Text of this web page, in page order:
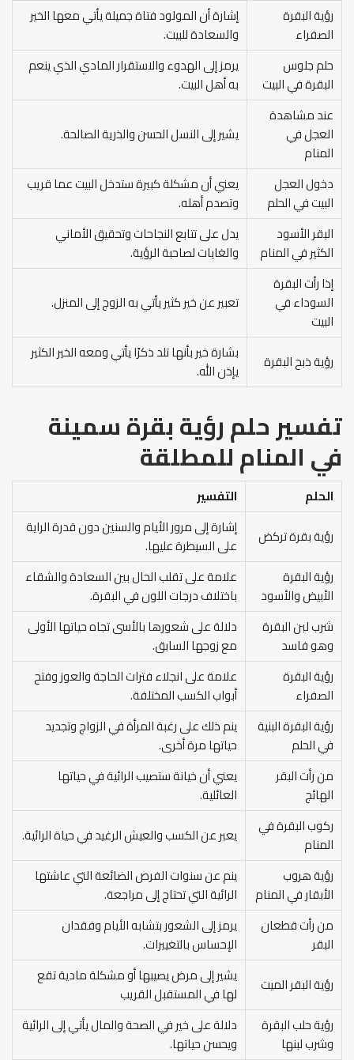
رؤية البقرة
الصفراء
إشارة أن المولود فتاة جميلة يأتي معها الخير
والسعادة للبيت.
حلم جلوس
البقرة في البيت
يرمز إلى الهدوء والاستقرار المادي الذي ينعم
به أهل البيت.
عند مشاهدة
العجل في
المنام
يشير إلى النسل الحسن والذرية الصالحة.
دخول العجل
البيت في الحلم
يعني أن مشكلة كبيرة ستدخل البيت عما قريب
وتصدم أهله.
البقر الأسود
الكثير في المنام
يدل على تتابع النجاحات وتحقيق الأماني
والغايات لصاحبة الرؤية.
إذا رأت البقرة
السوداء في
البيت
تعبير عن خير كثير يأتي به الزوج إلى المنزل.
رؤية ذبح البقرة
بشارة خير بأنها تلد ذكرًا يأتي ومعه الخير الكثير
يإذن الله.
تفسير حلم رؤية بقرة سمينة
في المنام للمطلقة
الحلم
التفسير
رؤية بقرة تركض
إشارة إلى مرور الأيام والسنين دون قدرة الراية
على السيطرة عليها.
رؤية البقرة
الأبيض والأسود
علامة على تقلب الحال بين السعادة والشقاء
باختلاف درجات اللون في البقرة.
شرب لبن البقرة
وهو فاسد
دلالة على شعورها بالأسى تجاه حياتها الأولى
مع زوجها السابق.
رؤية البقرة
الصفراء
علامة على انجلاء فترات الحاجة والعوز وفتح
أبواب الكسب المختلفة.
رؤية البقرة البنية
في الحلم
ينم ذلك على رغبة المرأة في الزواج وتجديد
حياتها مرة أخرى.
من رأت البقر
الهائج
يعني أن خيانة ستصيب الرائية في حياتها
العائلية.
ركوب البقرة في
المنام
يعبر عن الكسب والعيش الرغيد في حياة الرائية.
رؤية هروب
الأبقار في المنام
ينم عن سنوات الفرص الضائعة التي عاشتها
الرائية التي تحتاج إلى مراجعة.
من رأت قطعان
البقر
يرمز إلى الشعور بتشابه الأيام وفقدان
الإحساس بالتغييرات.
رؤية البقر الميت
يشير إلى مرض يصيبها أو مشكلة مادية تقع
لها في المستقبل القريب
رؤية حلب البقرة
وشرب لبنها
دلالة على خير في الصحة والمال يأتي إلى الرائية
ويحسن حياتها.